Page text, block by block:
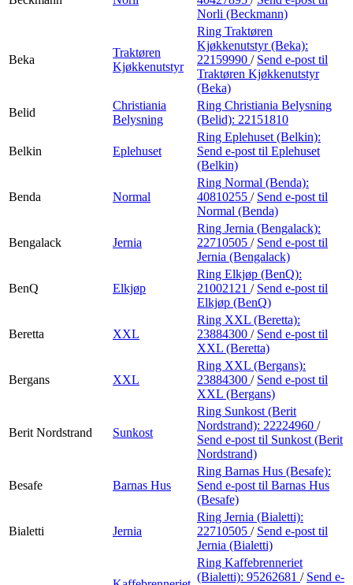
Norli (Beckmann)
Beka
Traktøren
Kjøkkenutstyr
Ring Traktøren
Kjøkkenutstyr (Beka):
22159990 / Send e-post til
Traktøren Kjøkkenutstyr
(Beka)
Belid
Christiania
Belysning
Ring Christiania Belysning
(Belid): 22151810
Belkin Eplehuset
Ring Eplehuset (Belkin):
Send e-post til Eplehuset
(Belkin)
Benda Normal
Ring Normal (Benda):
40810255 / Send e-post til
Normal (Benda)
Bengalack Jernia
Ring Jernia (Bengalack):
22710505 / Send e-post til
Jernia (Bengalack)
BenQ Elkjøp
Ring Elkjøp (BenQ):
21002121 / Send e-post til
Elkjøp (BenQ)
Beretta XXL
Ring XXL (Beretta):
23884300 / Send e-post til
XXL (Beretta)
Bergans XXL
Ring XXL (Bergans):
23884300 / Send e-post til
XXL (Bergans)
Berit Nordstrand Sunkost
Ring Sunkost (Berit
Nordstrand): 22224960 /
Send e-post til Sunkost (Berit
Nordstrand)
Besafe Barnas Hus
Ring Barnas Hus (Besafe):
Send e-post til Barnas Hus
(Besafe)
Bialetti Jernia
Ring Jernia (Bialetti):
22710505 / Send e-post til
Jernia (Bialetti)
Ring Kaffebrenneriet
(Bialetti): 95262681 / Send e-